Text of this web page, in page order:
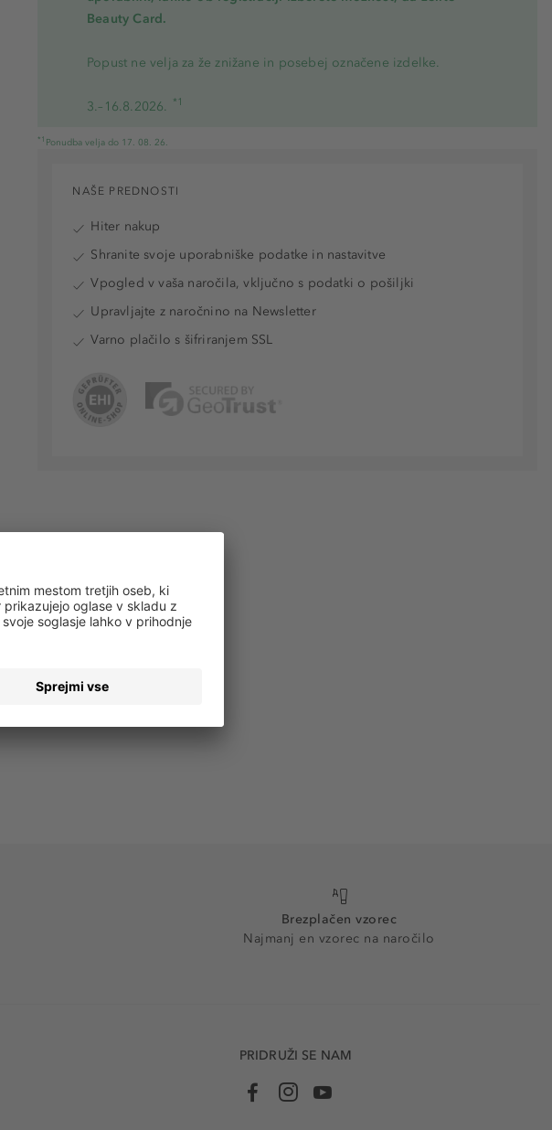
Beauty Card.
Popust ne velja za že znižane in posebej označene izdelke.
3.–16.8.2026. *1
*1 Ponudba velja do 17. 08. 26.
NAŠE PREDNOSTI
Hiter nakup
Shranite svoje uporabniške podatke in nastavitve
Vpogled v vaša naročila, vključno s podatki o pošiljki
Upravljajte z naročnino na Newsletter
Varno plačilo s šifriranjem SSL
Brezplačen vzorec
Najmanj en vzorec na naročilo
PRIDRUŽI SE NAM